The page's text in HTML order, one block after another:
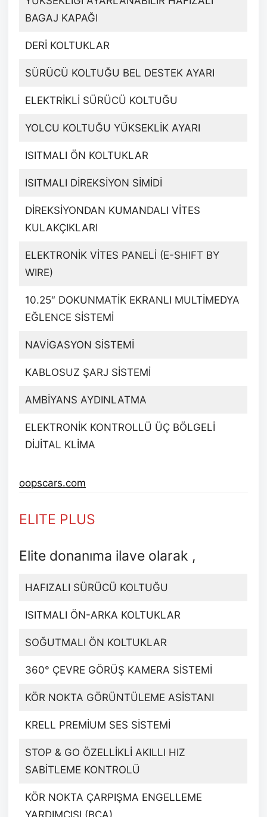
BAGAJ KAPAĞI
DERİ KOLTUKLAR
SÜRÜCÜ KOLTUĞU BEL DESTEK AYARI
ELEKTRİKLİ SÜRÜCÜ KOLTUĞU
YOLCU KOLTUĞU YÜKSEKLİK AYARI
ISITMALI ÖN KOLTUKLAR
ISITMALI DİREKSİYON SİMİDİ
DİREKSİYONDAN KUMANDALI VİTES
KULAKÇIKLARI
ELEKTRONİK VİTES PANELİ (E-SHIFT BY
WIRE)
10.25″ DOKUNMATİK EKRANLI MULTİMEDYA
EĞLENCE SİSTEMİ
NAVİGASYON SİSTEMİ
KABLOSUZ ŞARJ SİSTEMİ
AMBİYANS AYDINLATMA
ELEKTRONİK KONTROLLÜ ÜÇ BÖLGELİ
DİJİTAL KLİMA
oopscars.com
ELITE PLUS
Elite donanıma ilave olarak ,
HAFIZALI SÜRÜCÜ KOLTUĞU
ISITMALI ÖN-ARKA KOLTUKLAR
SOĞUTMALI ÖN KOLTUKLAR
360° ÇEVRE GÖRÜŞ KAMERA SİSTEMİ
KÖR NOKTA GÖRÜNTÜLEME ASİSTANI
KRELL PREMİUM SES SİSTEMİ
STOP & GO ÖZELLİKLİ AKILLI HIZ
SABİTLEME KONTROLÜ
KÖR NOKTA ÇARPIŞMA ENGELLEME
YARDIMCISI (BCA)